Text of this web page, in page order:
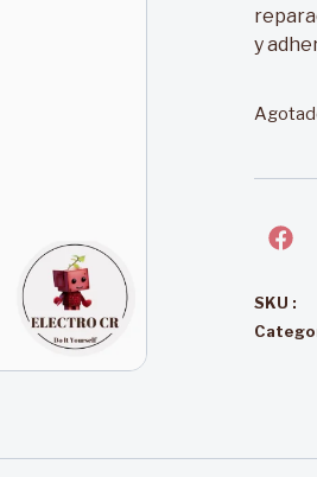
y
SKU :